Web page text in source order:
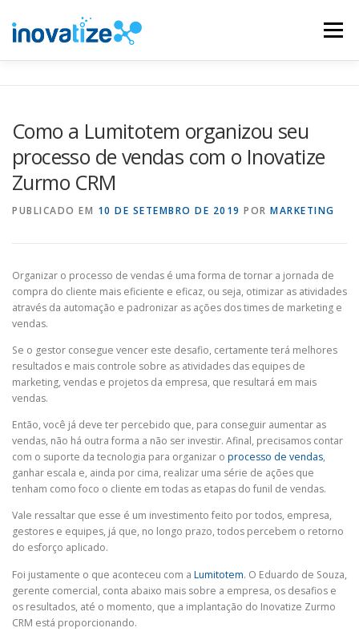
para
Menu
MATERIAIS EDUCATIVOS CONTATO
Como a Lumitotem organizou seu
processo de vendas com o Inovatize
Zurmo CRM
PUBLICADO EM 10 DE SETEMBRO DE 2019 POR MARKETING
Organizar o processo de vendas é uma forma de tornar a jornada de
compra do cliente mais eficiente e eficaz, ou seja, otimizar as atividades
através da automação e padronizar as ações dos times de marketing e
vendas.
Se o gestor consegue vencer este desafio, certamente terá melhores
resultados e mais controle sobre as atividades das equipes de
marketing, vendas e projetos da empresa, que resultará em mais
vendas.
Então, você já deve ter percebido que, para conseguir aumentar as
vendas, não há outra forma a não ser investir. Afinal, precisamos contar
com o suporte da tecnologia para organizar o processo de vendas,
ganhar escala e, ainda por cima, realizar uma série de ações que
tenham como foco o cliente em todas as etapas do funil de vendas.
Vale ressaltar que esse é um investimento feito por todos, empresa,
gestores e equipes, já que, no longo prazo, todos percebem o retorno
do esforço aplicado.
Foi justamente o que aconteceu com a Lumitotem. O Eduardo de Souza,
gerente comercial, conta abaixo mais sobre a empresa, os desafios e
os resultados, até o momento, que a implantação do Inovatize Zurmo
CRM está proporcionando.